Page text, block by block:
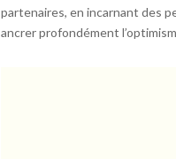
partenaires, en incarnant des
ancrer profondément